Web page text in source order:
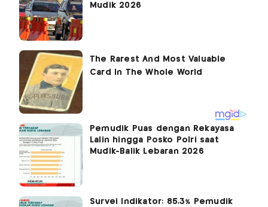
Mudik 2026
Pemudik Puas dengan Rekayasa
Lalin hingga Posko Polri saat
Mudik-Balik Lebaran 2026
Survei Indikator: 85,3% Pemudik